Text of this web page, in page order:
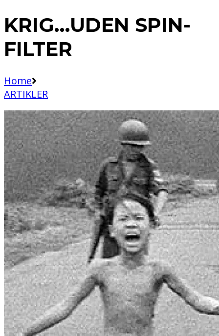
KRIG…UDEN SPIN-
FILTER
Home
ARTIKLER